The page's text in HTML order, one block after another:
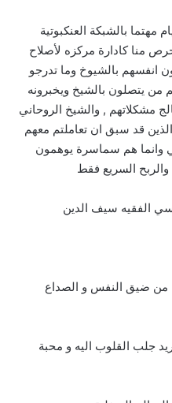
مهتما بالشبكة العنكبوتية
منا كادارة مركزه لأصلاح
انفسهم بالشيوخ وما تدرجو
من يتصلون بالشيخ ويخبرونه
مشكلاتهم , والشيخ الروحاني
قد سبق ان تعاملتم معهم
وانما هم سماسرة يوهمون
السريع فقط
الفقيه سيف الدين
من ضيق النفس و الصداع
جلب القلوب اليه و محبة